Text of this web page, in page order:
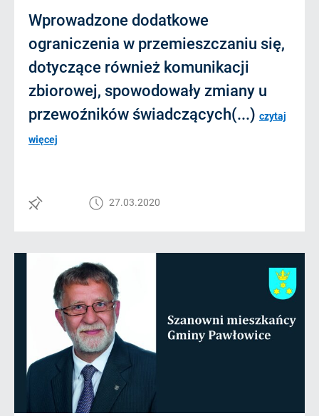
Wprowadzone dodatkowe
ograniczenia w przemieszczaniu się,
dotyczące również komunikacji
zbiorowej, spowodowały zmiany u
przewoźników świadczących(...) czytaj
więcej
27.03.2020